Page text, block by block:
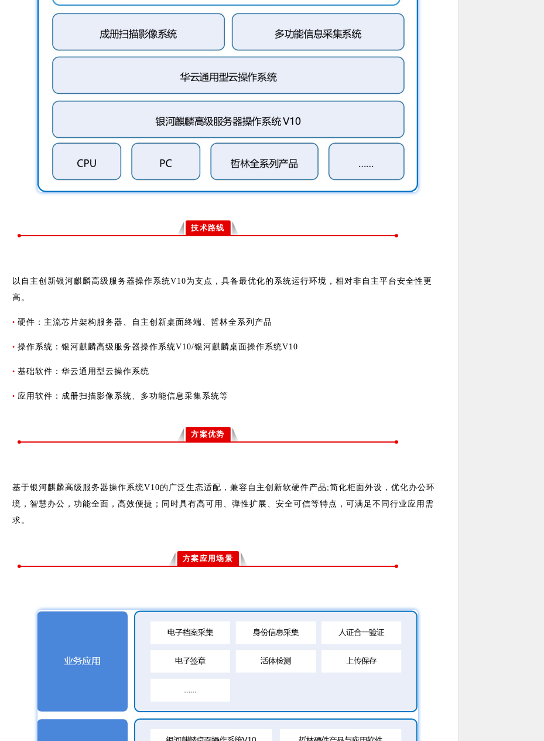
技术路线
以自主创新银河麒麟高级服务器操作系统V10为支点，具备最优化的系统运行环境，相对非自主平台安全性更
高。
• 硬件：主流芯片架构服务器、自主创新桌面终端、哲林全系列产品
• 操作系统：银河麒麟高级服务器操作系统V10/银河麒麟桌面操作系统V10
• 基础软件：华云通用型云操作系统
• 应用软件：成册扫描影像系统、多功能信息采集系统等
方案优势
基于银河麒麟高级服务器操作系统V10的广泛生态适配，兼容自主创新软硬件产品;简化柜面外设，优化办公环
境，智慧办公，功能全面，高效便捷；同时具有高可用、弹性扩展、安全可信等特点，可满足不同行业应用需
求。
方案应用场景